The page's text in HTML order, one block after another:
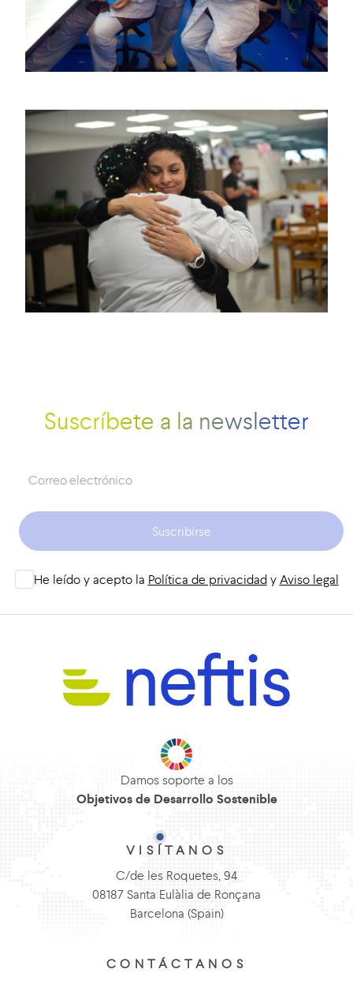
Suscríbete a la newsletter
Suscribirse
He leído y acepto la Política de privacidady Aviso legal
Damos soporte a los
Objetivos de Desarrollo Sostenible
VISÍTANOS
C/de les Roquetes, 94
08187 Santa Eulàlia de Ronçana
Barcelona (Spain)
CONTÁCTANOS